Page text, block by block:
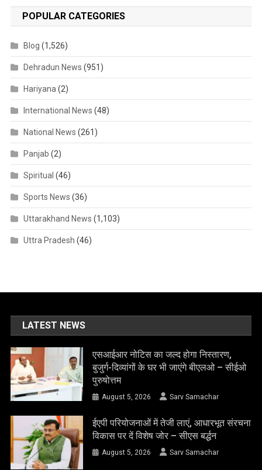
POPULAR CATEGORIES
Blog (1,526)
Dehradun News (951)
Hariyana (2)
International News (48)
National News (261)
Panjab (2)
Spiritual (46)
Sports News (36)
Uttarakhand News (1,103)
Uttra Pradesh (46)
LATEST NEWS
एसआईआर नोटिस का जल्द होगा निस्तारण,
बुजुर्ग-दिव्यांगों के घर भी जाएंगे बीएलओ – सीईओ
पुरुषोत्तम
August 5, 2026 Sarv Samachar
ईएपी परियोजनाओं में तेजी लाएं, आधारभूत संरचना
विकास पर दें विशेष जोर – सीएस बर्द्धन
August 5, 2026 Sarv Samachar